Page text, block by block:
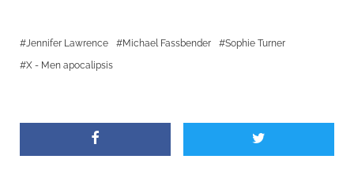
Jennifer Lawrence Michael Fassbender
Sophie Turner
X - Men apocalipsis